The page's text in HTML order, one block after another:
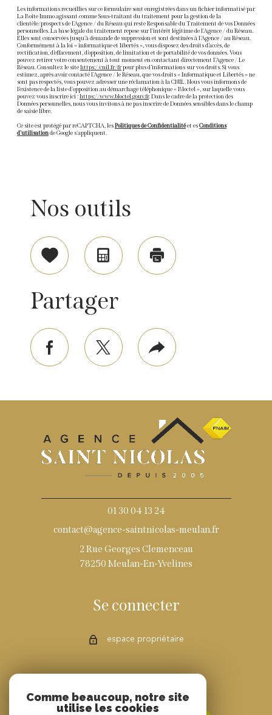
Les informations recueillies sur ce formulaire sont enregistrées dans un fichier informatisé par
La Boite Immo agissant comme Sous-traitant du traitement pour la gestion de la
clientèle/prospects de l'Agence / du Réseau qui reste Responsable du Traitement de vos Données
personnelles. La base légale du traitement repose sur l'intérêt légitime de l'Agence / du Réseau.
Elles sont conservées jusqu'à demande de suppression et sont destinées à l'Agence / au Réseau.
Conformément à la loi « informatique et libertés », vous disposez des droits d’accès, de
rectification, d’effacement, d’opposition, de limitation et de portabilité de vos données. Vous
pouvez retirer votre consentement à tout moment en contactant directement l’Agence / Le
Réseau. Consultez le sitehttps://cnil.fr/frpour plus d’informations sur vos droits. Si vous
estimez, après avoir contacté l'Agence / le Réseau, que vos droits « Informatique et Libertés » ne
sont pas respectés, vous pouvez adresser une réclamation à la CNIL. Nous vous informons de
l’existence de la liste d'opposition au démarchage téléphonique « Bloctel », sur laquelle vous
pouvez vous inscrire ici :https://www.bloctel.gouv.fr. Dans le cadre de la protection des
Données personnelles, nous vous invitons à ne pas inscrire de Données sensibles dans le champ
de saisie libre.
Ce site est protégé par reCAPTCHA, lesPolitiques de Confidentialitéet esConditions
d'utilisationde Google s'appliquent.
Nos outils
SélectionnerCalculatriceImprimer
Partager
facebooktwitter Plus
de
01 30 04 13 24
contact@agence-saintnicolas-meulan.fr
2 Rue Georges Clemenceau
78250 Meulan-En-Yvelines
Se connecter
espace propriétaire
Adhérents
Comme beaucoup, notre site
utilise les cookies